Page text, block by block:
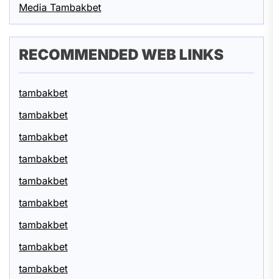
Media Tambakbet
RECOMMENDED WEB LINKS
tambakbet
tambakbet
tambakbet
tambakbet
tambakbet
tambakbet
tambakbet
tambakbet
tambakbet